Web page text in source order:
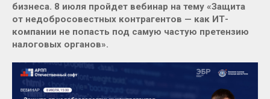
бизнеса. 8 июля пройдет вебинар на тему «Защита
от недобросовестных контрагентов — как ИТ-
компании не попасть под самую частую претензию
налоговых органов».